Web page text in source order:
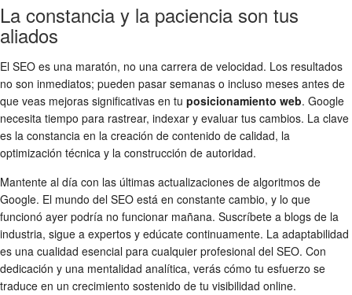
La constancia y la paciencia son tus
aliados
El SEO es una maratón, no una carrera de velocidad. Los resultados
no son inmediatos; pueden pasar semanas o incluso meses antes de
que veas mejoras significativas en tu posicionamiento web. Google
necesita tiempo para rastrear, indexar y evaluar tus cambios. La clave
es la constancia en la creación de contenido de calidad, la
optimización técnica y la construcción de autoridad.
Mantente al día con las últimas actualizaciones de algoritmos de
Google. El mundo del SEO está en constante cambio, y lo que
funcionó ayer podría no funcionar mañana. Suscríbete a blogs de la
industria, sigue a expertos y edúcate continuamente. La adaptabilidad
es una cualidad esencial para cualquier profesional del SEO. Con
dedicación y una mentalidad analítica, verás cómo tu esfuerzo se
traduce en un crecimiento sostenido de tu visibilidad online.